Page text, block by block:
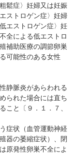
鬆症〉妊婦又は妊娠
ストロゲン症〉妊婦
エストロゲン症〉妊
全による低エストロ
補助医療の調節卵巣
可能性のある女性
静脈炎があらわれる
られた場合には直ち
こと〔９．１．７、
症状（血管運動神経
器の萎縮症状）、閉
原発性卵巣不全によ